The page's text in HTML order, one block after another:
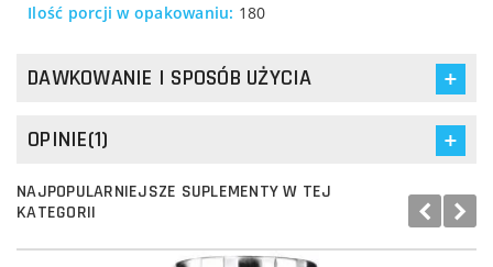
Ilość porcji w opakowaniu: 180
DAWKOWANIE I SPOSÓB UŻYCIA
OPINIE(1)
NAJPOPULARNIEJSZE SUPLEMENTY W TEJ
KATEGORII